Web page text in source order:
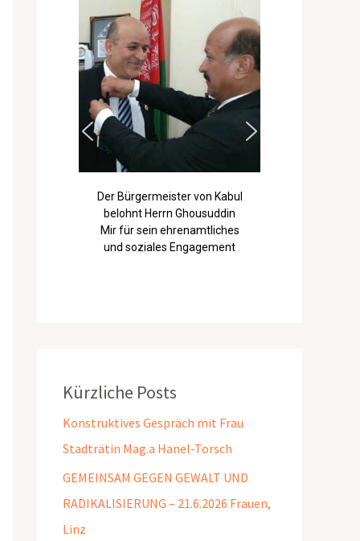
Herr Prof. Harry Kopietz
belohnt Herrn Ghousuddin
Mir mit dem goldenen
Rathausmann
Kürzliche Posts
Konstruktives Gespräch mit Frau
Stadträtin Mag.a Hanel-Torsch
GEMEINSAM GEGEN GEWALT UND
RADIKALISIERUNG – 21.6.2026 Frauen,
Linz